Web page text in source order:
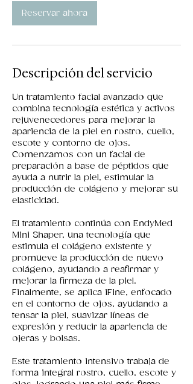
Reservar ahora
Descripción del servicio
Un tratamiento facial avanzado que
combina tecnología estética y activos
rejuvenecedores para mejorar la
apariencia de la piel en rostro, cuello,
escote y contorno de ojos.
Comenzamos con un facial de
preparación a base de péptidos que
ayuda a nutrir la piel, estimular la
producción de colágeno y mejorar su
elasticidad.
El tratamiento continúa con EndyMed
Mini Shaper, una tecnología que
estimula el colágeno existente y
promueve la producción de nuevo
colágeno, ayudando a reafirmar y
mejorar la firmeza de la piel.
Finalmente, se aplica iFine, enfocado
en el contorno de ojos, ayudando a
tensar la piel, suavizar líneas de
expresión y reducir la apariencia de
ojeras y bolsas.
Este tratamiento intensivo trabaja de
forma integral rostro, cuello, escote y